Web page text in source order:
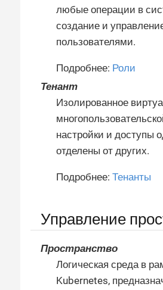
любые операции в
создание и
пользователями.
Подробнее: Роли
Тенант
Изолированное
настройки и доступы
отделены от других.
Подробнее: Тенанты
Управление
Пространство
Логическая среда в
Kubernetes,